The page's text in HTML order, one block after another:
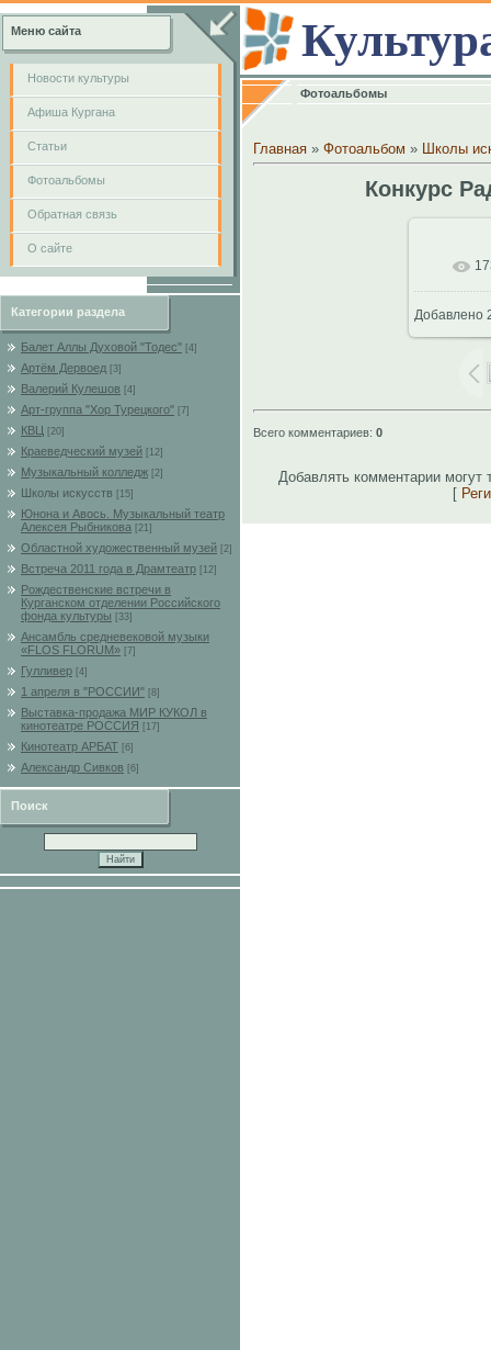
Меню сайта
Новости культуры
Афиша Кургана
Cтатьи
Фотоальбомы
Обратная связь
О сайте
Категории раздела
Балет Аллы Духовой "Тодес" [4]
Артём Дервоед [3]
Валерий Кулешов [4]
Арт-группа "Хор Турецкого" [7]
КВЦ [20]
Краеведческий музей [12]
Музыкальный колледж [2]
Школы искусств [15]
Юнона и Авось. Музыкальный театр
Алексея Рыбникова
[21]
Областной художественный музей [2]
Встреча 2011 года в Драмтеатр [12]
Рождественские встречи в
Курганском отделении Российского
фонда культуры
[33]
Ансамбль средневековой музыки
«FLOS FLORUM» [7]
Гулливер [4]
1 апреля в "РОССИИ" [8]
Выставка-продажа МИР КУКОЛ в
кинотеатре РОССИЯ
[17]
Кинотеатр АРБАТ [6]
Александр Сивков [6]
Поиск
Фотоальбомы
Главная » Фотоальбом » Школы
Конкурс
В
Добавлено
Всего комментариев: 0
Добавлять комментарии могут
[